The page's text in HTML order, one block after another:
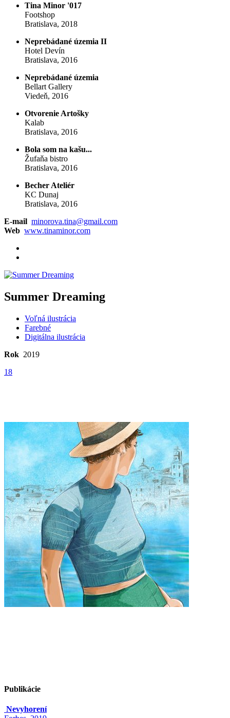
Tina Minor '017
Footshop
Bratislava, 2018
Neprebádané územia II
Hotel Devín
Bratislava, 2016
Neprebádané územia
Bellart Gallery
Viedeň, 2016
Otvorenie Artošky
Kalab
Bratislava, 2016
Bola som na kašu...
Žufaňa bistro
Bratislava, 2016
Becher Ateliér
KC Dunaj
Bratislava, 2016
E-mail minorova.tina@gmail.com
Web www.tinaminor.com
Summer Dreaming
Voľná ilustrácia
Farebné
Digitálna ilustrácia
Rok 2019
18
Publikácie
Nevyhorení